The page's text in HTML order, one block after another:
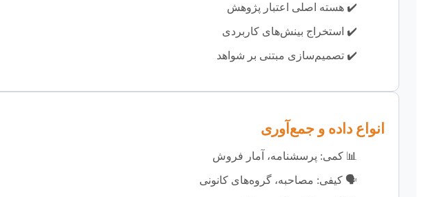
✔️ هسته اصلی اعتبار پژوهش
✔️ استخراج بینش‌های کاربردی
✔️ تصمیم‌سازی مبتنی بر شواهد
انواع داده و جمع‌آوری
📊 کمی: پرسشنامه، آمار فروش
🗣️ کیفی: مصاحبه، گروه‌های کانونی